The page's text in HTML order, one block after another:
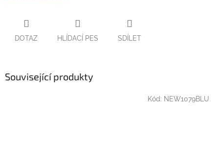
DOTAZ HLÍDACÍ PES SDÍLET
Související produkty
Kód: NEW1079BLU